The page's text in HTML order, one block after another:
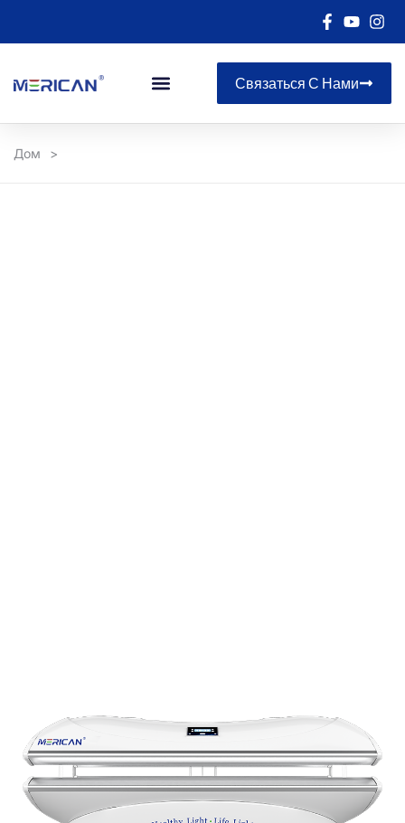
Связаться С Нами
Дом >